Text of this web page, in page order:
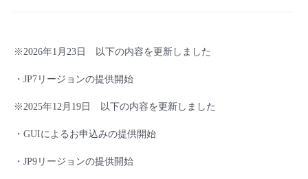
モニタリング/監査
管理機能
IoT
サポート
クラウド/サーバー
IoT
- 管理機能
- 新規お申し込み方法
- バックアップ
故障/メンテナンス情報
故障/メンテナンス履歴
※2026年1月23日 以下の内容を更新しました
・JP7リージョンの提供開始
※2025年12月19日 以下の内容を更新しました
・GUIによるお申込みの提供開始
・JP9リージョンの提供開始